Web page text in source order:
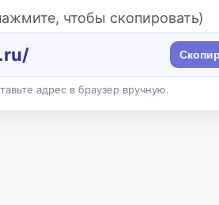
чтобы скопировать)
адрес в браузер вручную.